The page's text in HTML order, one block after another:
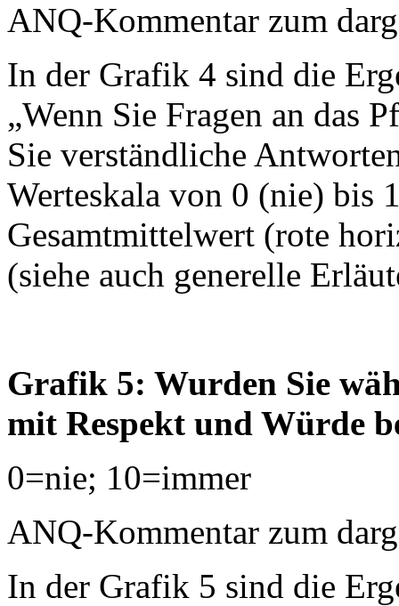
ANQ-Kommentar zum
In der Grafik 4 sind die
„Wenn Sie Fragen an das
Sie verständliche
Werteskala von 0 (nie) bis
Gesamtmittelwert (rote
(siehe auch generelle
Grafik 5: Wurden Sie
mit Respekt und Würde
0=nie; 10=immer
ANQ-Kommentar zum
In der Grafik 5 sind die